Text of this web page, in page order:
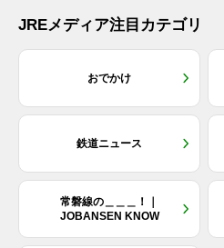
JREメディア注目カテゴリ
おでかけ
鉄道ニュース
常磐線の＿＿＿！｜
JOBANSEN KNOW